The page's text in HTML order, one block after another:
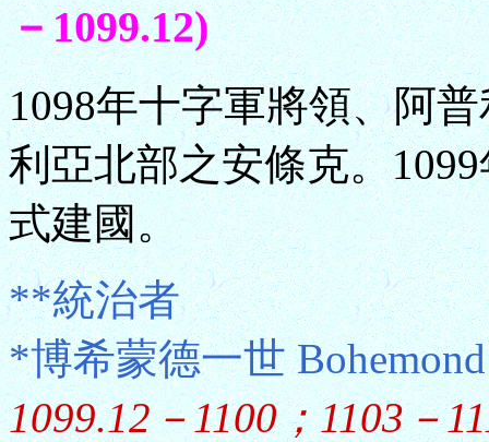
－1099.12)
1098年十字軍將領、阿
利亞北部之安條克。
式建國。
**統治者
*博希蒙德一世
1099.12－1100；1103－